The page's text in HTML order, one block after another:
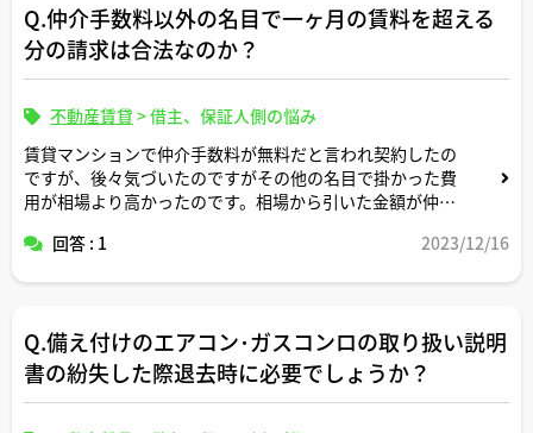
Q.仲介手数料以外の名目で一ヶ月の賃料を超える
分の請求は合法なのか？
不動産賃貸 >借主、保証人側の悩み
賃貸マンションで仲介手数料が無料だと言われ契約したの
ですが、後々気づいたのですがその他の名目で掛かった費
用が相場より高かったのです。相場から引いた金額が仲介
介手数料として当てているなら違法なのではないでしょう
回答 : 1 2023/12/16
Q.備え付けのエアコン･ガスコンロの取り扱い説明
書の紛失した際退去時に必要でしょうか？